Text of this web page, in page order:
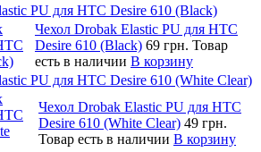
PU для HTC Desire 610 (Black)
Чехол Drobak Elastic PU для HTC
Desire 610 (Black) 69 грн. Товар
есть в наличии В корзину
PU для HTC Desire 610 (White Clear)
Чехол Drobak Elastic PU для HTC
Desire 610 (White Clear) 49 грн.
Товар есть в наличии В корзину